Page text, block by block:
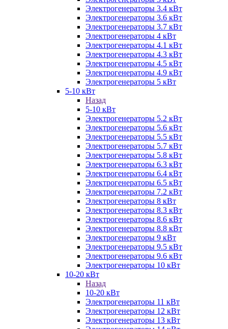
Электрогенераторы 3.4 кВт
Электрогенераторы 3.6 кВт
Электрогенераторы 3.7 кВт
Электрогенераторы 4 кВт
Электрогенераторы 4.1 кВт
Электрогенераторы 4.3 кВт
Электрогенераторы 4.5 кВт
Электрогенераторы 4.9 кВт
Электрогенераторы 5 кВт
5-10 кВт
Назад
5-10 кВт
Электрогенераторы 5.2 кВт
Электрогенераторы 5.6 кВт
Электрогенераторы 5.5 кВт
Электрогенераторы 5.7 кВт
Электрогенераторы 5.8 кВт
Электрогенераторы 6.3 кВт
Электрогенераторы 6.4 кВт
Электрогенераторы 6.5 кВт
Электрогенераторы 7.2 кВт
Электрогенераторы 8 кВт
Электрогенераторы 8.3 кВт
Электрогенераторы 8.6 кВт
Электрогенераторы 8.8 кВт
Электрогенераторы 9 кВт
Электрогенераторы 9.5 кВт
Электрогенераторы 9.6 кВт
Электрогенераторы 10 кВт
10-20 кВт
Назад
10-20 кВт
Электрогенераторы 11 кВт
Электрогенераторы 12 кВт
Электрогенераторы 13 кВт